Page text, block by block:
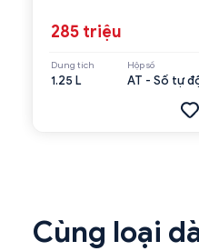
285 triệu
Dung tích
1.25 L
Hộp số
AT - Số tự
Cùng loại